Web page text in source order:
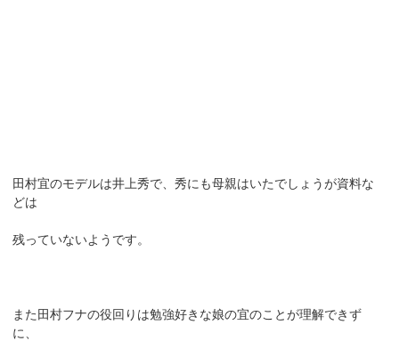
田村宜のモデルは井上秀で、秀にも母親はいたでしょうが資料な
どは
残っていないようです。
また田村フナの役回りは勉強好きな娘の宜のことが理解できず
に、